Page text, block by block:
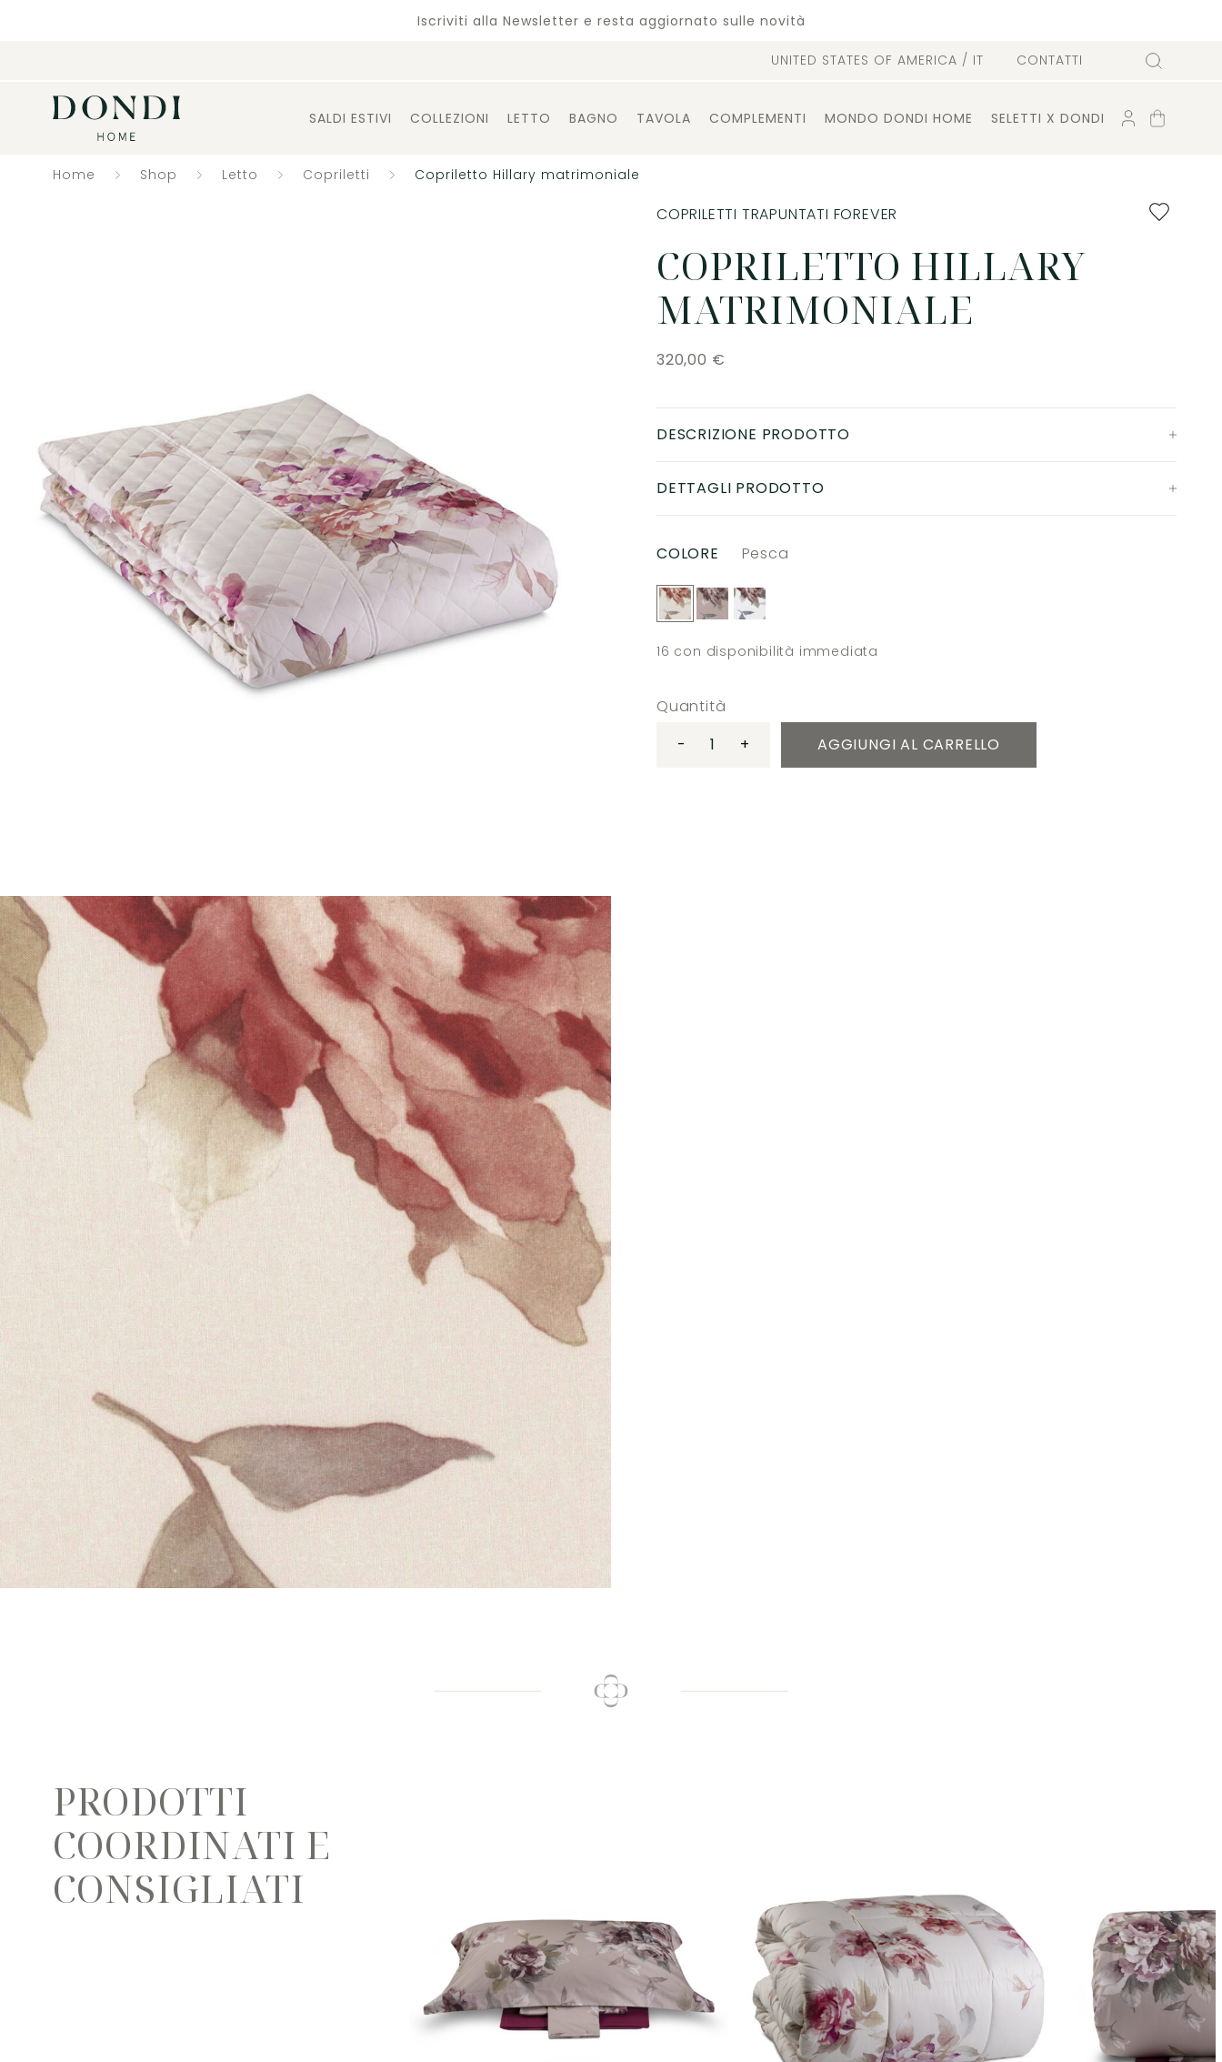
Iscriviti alla Newsletter e resta aggiornato sulle novità
UNITED STATES OF AMERICA / IT CONTATTI Cerca
SALDI ESTIVI COLLEZIONI LETTO BAGNO TAVOLA COMPLEMENTI MONDO DONDI HOME SELETTI X DONDI ACCOUNT
CARRELLO
Home Shop Letto Copriletti Copriletto Hillary matrimoniale
Aggiungi
COPRILETTO HILLARY
MATRIMONIALE
COPRILETTI TRAPUNTATI FOREVER
320,00 €
DESCRIZIONE PRODOTTO
DETTAGLI PRODOTTO
COLORE Pesca
16 con disponibilità immediata
Quantità
-
+ AGGIUNGI AL CARRELLO
PRODOTTI
COORDINATI E
CONSIGLIATI